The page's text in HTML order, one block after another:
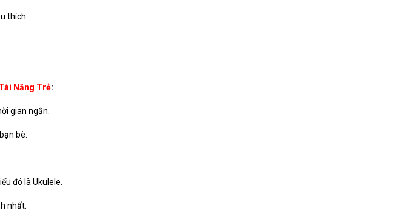
thích.
Năng Trẻ:
gian ngắn.
bè.
đó là Ukulele.
nhất.